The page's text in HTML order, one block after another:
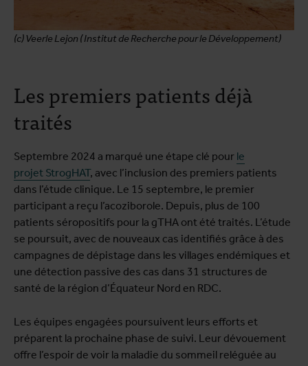
(c) Veerle Lejon ( Institut de Recherche pour le Développement)
Les premiers patients déjà
traités
Septembre 2024 a marqué une étape clé pour le
projet StrogHAT, avec l’inclusion des premiers patients
dans l’étude clinique. Le 15 septembre, le premier
participant a reçu l’acoziborole. Depuis, plus de 100
patients séropositifs pour la gTHA ont été traités. L’étude
se poursuit, avec de nouveaux cas identifiés grâce à des
campagnes de dépistage dans les villages endémiques et
une détection passive des cas dans 31 structures de
santé de la région d’Équateur Nord en RDC.
Les équipes engagées poursuivent leurs efforts et
préparent la prochaine phase de suivi. Leur dévouement
offre l’espoir de voir la maladie du sommeil reléguée au